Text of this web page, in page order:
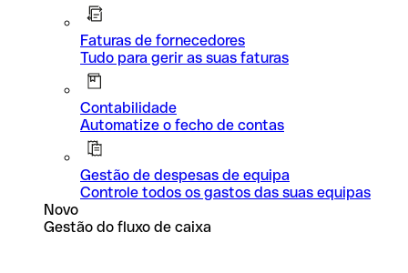
Faturas de fornecedores
Tudo para gerir as suas faturas
Contabilidade
Automatize o fecho de contas
Gestão de despesas de equipa
Controle todos os gastos das suas equipas
Novo
Gestão do fluxo de caixa